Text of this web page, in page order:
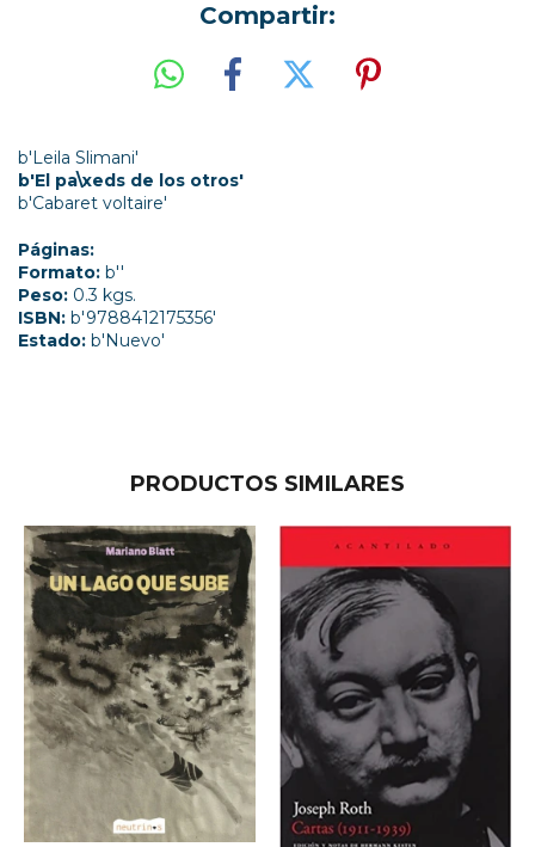
Compartir:
b'Leila Slimani'
b'El pa\xeds de los otros'
b'Cabaret voltaire'
Páginas:
Formato: b''
Peso: 0.3 kgs.
ISBN: b'9788412175356'
Estado: b'Nuevo'
PRODUCTOS SIMILARES